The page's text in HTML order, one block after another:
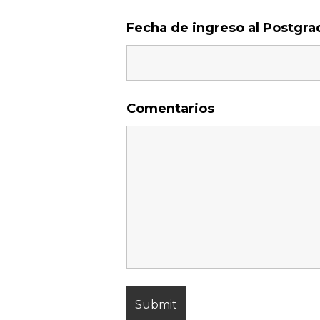
Fecha de ingreso al
Comentarios